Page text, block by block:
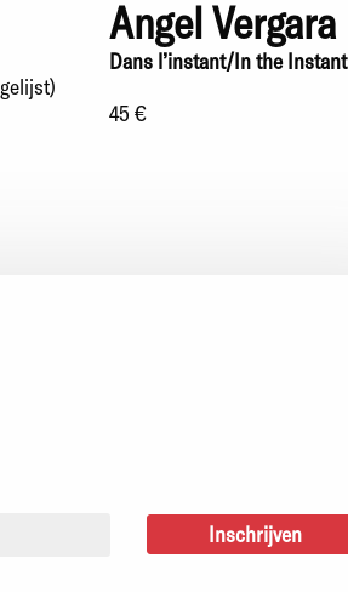
Angel Vergara
Dans l’instant/In the Instant
45 €